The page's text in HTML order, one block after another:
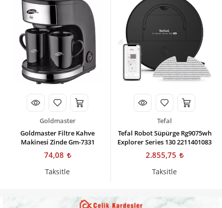
Goldmaster
Goldmaster Filtre Kahve
Makinesi Zinde Gm-7331
74,08
Taksitle
Tefal
Tefal Robot Süpürge Rg9075wh
Explorer Series 130 2211401083
2.855,75
Taksitle